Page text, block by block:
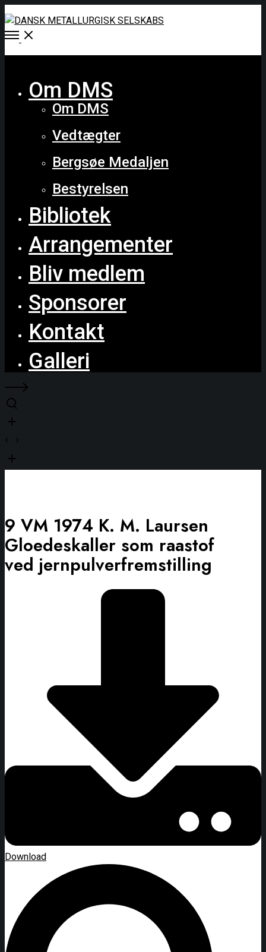
Open
Om DMS
Om DMS
Vedtægter
Bergsøe Medaljen
Bestyrelsen
Bibliotek
Arrangementer
Bliv medlem
Sponsorer
Kontakt
Galleri
9 VM 1974 K. M. Laursen
Gloedeskaller som raastof
ved jernpulverfremstilling
Download